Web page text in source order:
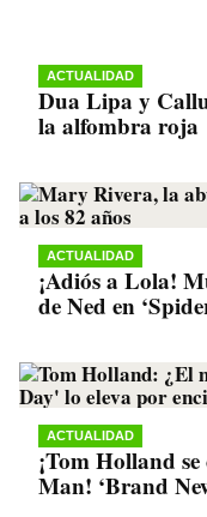
ACTUALIDAD
Dua Lipa y
la alfombra roja
ACTUALIDAD
¡Adiós a Lola!
de Ned en
ACTUALIDAD
¡Tom Holland
Man! ‘Brand